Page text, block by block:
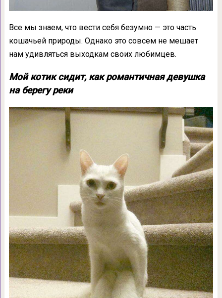
Все мы знаем, что вести себя безумно — это часть
кошачьей природы. Однако это совсем не мешает
нам удивляться выходкам своих любимцев.
Мой котик сидит, как романтичная девушка
на берегу реки